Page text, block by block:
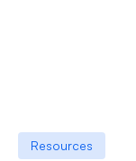
Resources